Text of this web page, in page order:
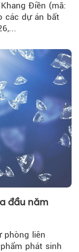
Điền (mã:
các dự án bất
đầu năm
phòng liên
phát sinh